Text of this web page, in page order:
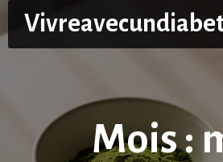
au
contenu
Mois :